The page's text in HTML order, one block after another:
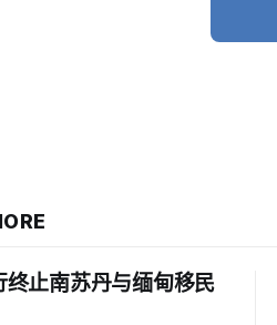
终止南苏丹与缅甸移民